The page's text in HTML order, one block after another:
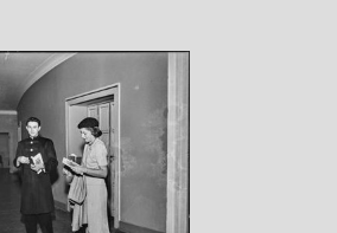
da Carlo Maria Giulini,
Pavlova